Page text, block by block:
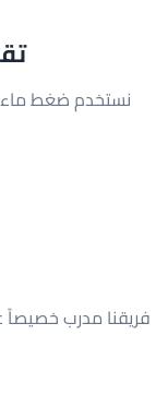
نستخدم ضغط
فريقنا مدرب خصيصاً